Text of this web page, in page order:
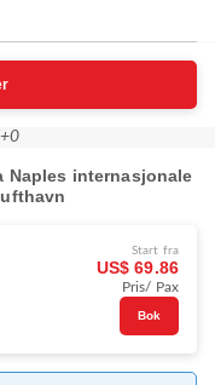
internasjonale
Start fra
US$ 69.86
Pris/ Pax
Bok